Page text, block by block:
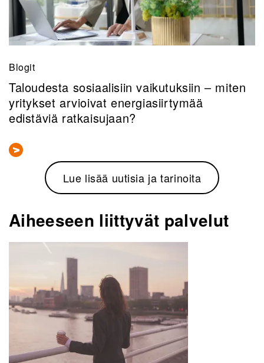
Blogit
Taloudesta sosiaalisiin vaikutuksiin – miten
yritykset arvioivat energiasiirtymää
edistäviä ratkaisujaan?
Lue lisää uutisia ja tarinoita
Aiheeseen liittyvät palvelut